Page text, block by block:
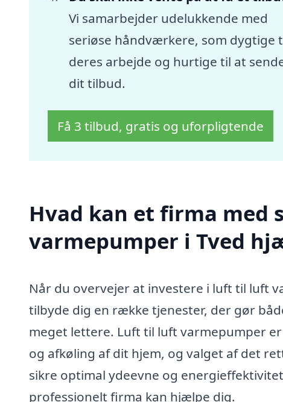
Vi samarbejder udelukkende med
seriøse håndværkere, som dygtige
deres arbejde og hurtige til at
dit tilbud.
Få 3 tilbud, gratis og uforpligtende
Hvad kan et firma
varmepumper i Tved
Når du overvejer at investere i luft til luft
tilbyde dig en række tjenester, der gør
meget lettere. Luft til luft varmepumper
og afkøling af dit hjem, og valget af det
sikre optimal ydeevne og
professionelt firma kan hjælpe dig.